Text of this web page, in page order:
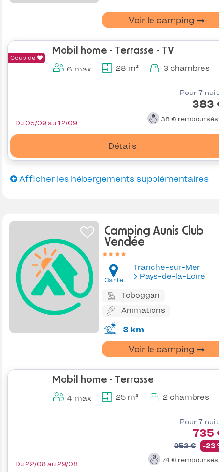
Voir le camping
Coup de
Mobil home - Terrasse - TV
6 max 28 m² 3 chambres
Pour 7
383
38 € remboursés
Détails
Du 05/09 au 12/09
Afficher les hébergements supplémentaires
Camping Aunis Club
Vendée
Carte
Tranche-sur-Mer
Pays-de-la-Loire
Toboggan
Animations
3 km
Voir le camping
Mobil home - Terrasse
4 max 25 m² 2 chambres
Pour 7
735
952 € -23
74 € remboursés
Du 22/08 au 29/08